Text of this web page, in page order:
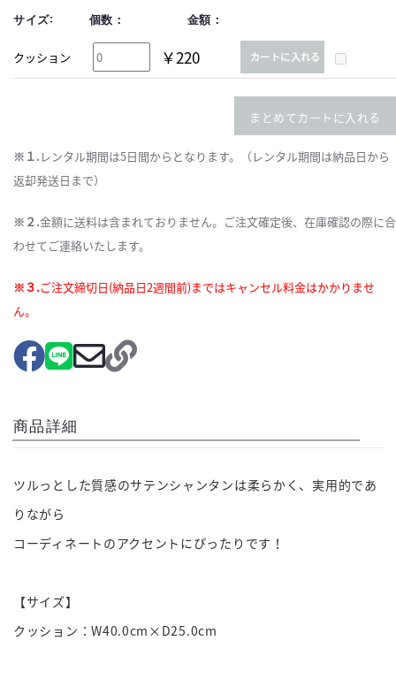
サイズ: 個数： 金額：
クッション ￥220 カートに入れる
まとめてカートに入れる
※１. レンタル期間は5日間からとなります。（レンタル期間は納品日から
返却発送日まで）
※２.金額に送料は含まれておりません。ご注文確定後、在庫確認の際に合
わせてご連絡いたします。
※３.ご注文締切日(納品日2週間前)まではキャンセル料金はかかりませ
ん。
商品詳細
ツルっとした質感のサテンシャンタンは柔らかく、実用的であ
りながら
コーディネートのアクセントにぴったりです！
【サイズ】
クッション：W40.0cm×D25.0cm